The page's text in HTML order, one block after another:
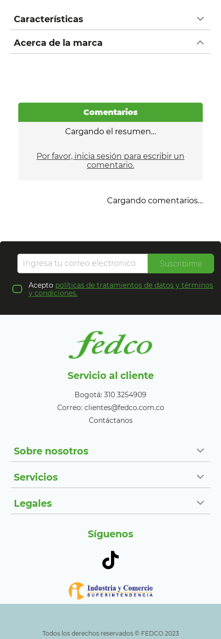
Características
Acerca de la marca
Comentarios
Cargando el resumen…
Por favor, inicia sesión para escribir un
comentario.
Cargando comentarios…
Suscribirme
Acepto políticas de tratamientos de datos y términos
y condiciones.
Servicio al cliente
Bogotá: 310 3254909
Correo: clientes@fedco.com.co
Contáctanos
Sobre nosotros
Servicios
Legales
Síguenos
Todos los derechos reservados ©️ FEDCO 2023